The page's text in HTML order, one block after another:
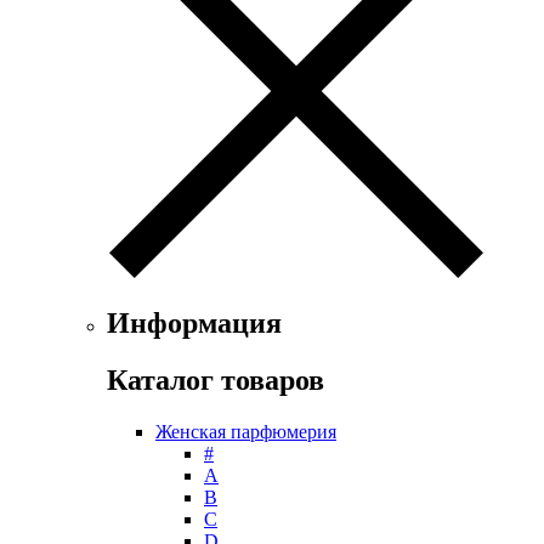
Gian Marco Venturi
Gianfranco Ferre
Giorgio Armani
Givenchy
Guy Laroche
Helena Rubinstein
Histoires de Parfums
Информация
Каталог товаров
Женская парфюмерия
#
А
B
C